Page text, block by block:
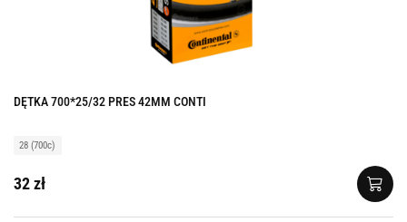
DĘTKA 700*25/32 PRES 42MM CONTI
28 (700c)
32 zł